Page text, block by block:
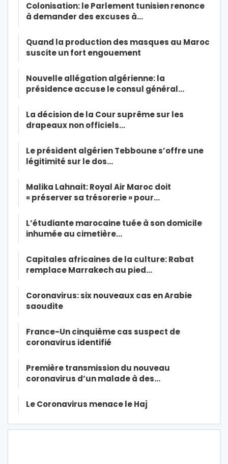
Colonisation: le Parlement tunisien renonce
à demander des excuses à…
Quand la production des masques au Maroc
suscite un fort engouement
Nouvelle allégation algérienne: la
présidence accuse le consul général…
La décision de la Cour suprême sur les
drapeaux non officiels…
Le président algérien Tebboune s’offre une
légitimité sur le dos…
Malika Lahnait: Royal Air Maroc doit
« préserver sa trésorerie » pour…
L’étudiante marocaine tuée à son domicile
inhumée au cimetière…
Capitales africaines de la culture: Rabat
remplace Marrakech au pied…
Coronavirus: six nouveaux cas en Arabie
saoudite
France-Un cinquième cas suspect de
coronavirus identifié
Première transmission du nouveau
coronavirus d’un malade à des…
Le Coronavirus menace le Haj